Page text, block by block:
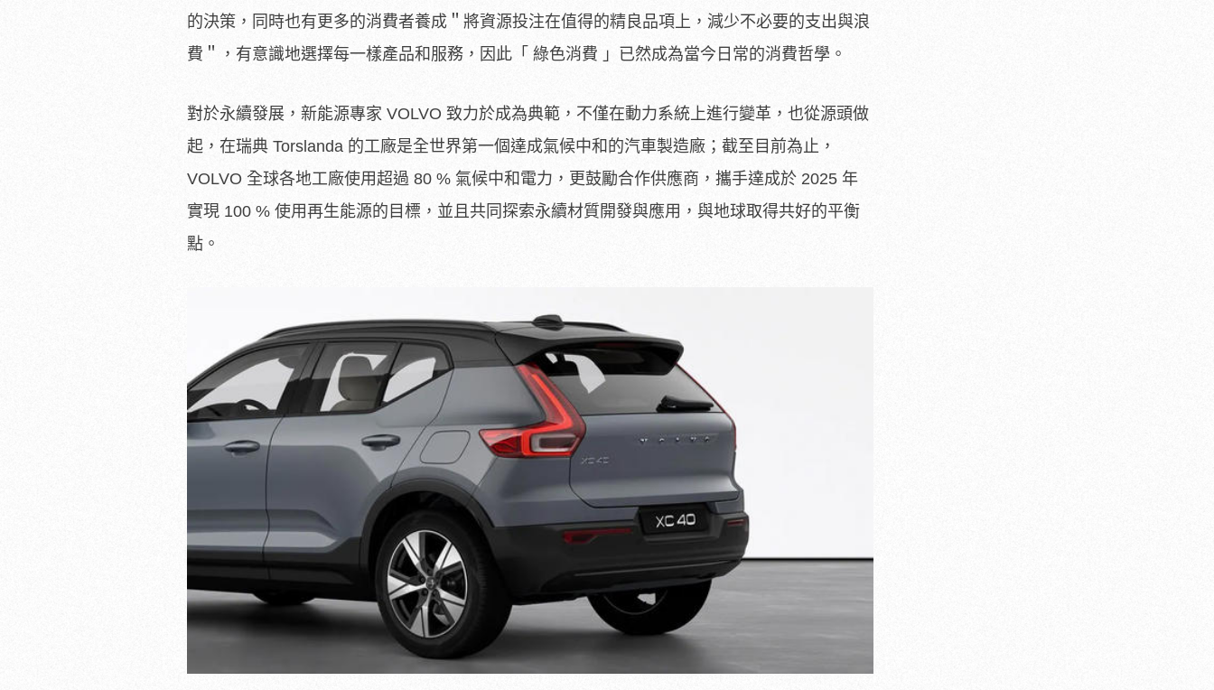
的決策，同時也有更多的消費者養成＂將資源投注在值得的精良品項上，減少不必要的支出與浪
費＂，有意識地選擇每一樣產品和服務，因此「 綠色消費 」已然成為當今日常的消費哲學。
對於永續發展，新能源專家 VOLVO 致力於成為典範，不僅在動力系統上進行變革，也從源頭做
起，在瑞典 Torslanda 的工廠是全世界第一個達成氣候中和的汽車製造廠；截至目前為止，
VOLVO 全球各地工廠使用超過 80 % 氣候中和電力，更鼓勵合作供應商，攜手達成於 2025 年
實現 100 % 使用再生能源的目標，並且共同探索永續材質開發與應用，與地球取得共好的平衡
點。